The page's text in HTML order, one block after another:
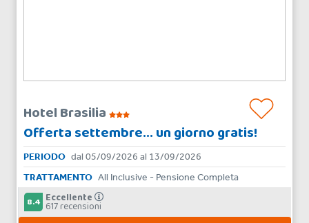
Hotel Brasilia
Offerta settembre... un giorno gratis!
PERIODO dal 05/09/2026 al 13/09/2026
TRATTAMENTO All Inclusive - Pensione Completa
8.4 Eccellente
617 recensioni